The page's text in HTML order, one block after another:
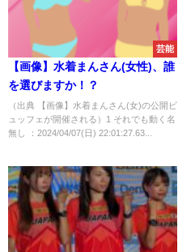
芸能
【画像】水着まんさん(女性)、誰
を選びますか！？
（出典 【画像】水着まんさん(女)の公開ビ
ュッフェが開催される）1 それでも動く名
無し ：2024/04/07(日) 22:01:27.63...